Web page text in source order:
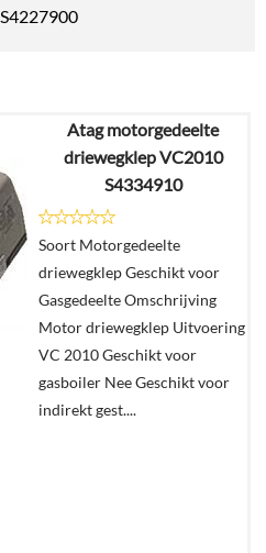
S4227900
Atag motorgedeelte
driewegklep VC2010
S4334910
Soort Motorgedeelte
driewegklep Geschikt voor
Gasgedeelte Omschrijving
Motor driewegklep Uitvoering
VC 2010 Geschikt voor
gasboiler Nee Geschikt voor
indirekt gest....